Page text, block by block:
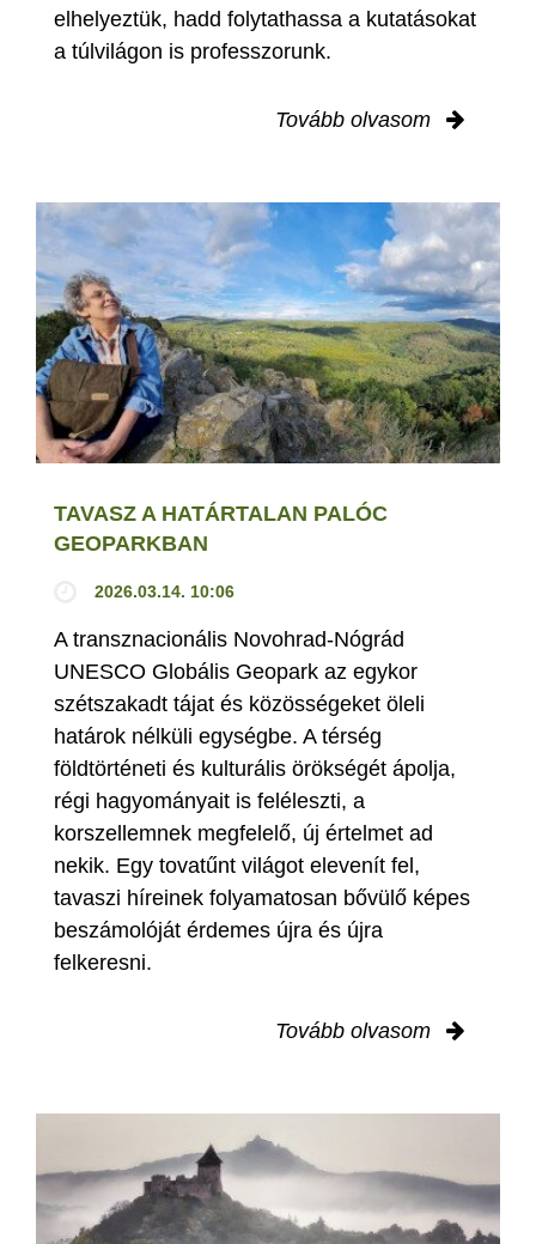
elhelyeztük, hadd folytathassa a kutatásokat
a túlvilágon is professzorunk.
Tovább olvasom
TAVASZ A HATÁRTALAN PALÓC
GEOPARKBAN
2026.03.14. 10:06
A transznacionális Novohrad-Nógrád
UNESCO Globális Geopark az egykor
szétszakadt tájat és közösségeket öleli
határok nélküli egységbe. A térség
földtörténeti és kulturális örökségét ápolja,
régi hagyományait is feléleszti, a
korszellemnek megfelelő, új értelmet ad
nekik. Egy tovatűnt világot elevenít fel,
tavaszi híreinek folyamatosan bővülő képes
beszámolóját érdemes újra és újra
felkeresni.
Tovább olvasom